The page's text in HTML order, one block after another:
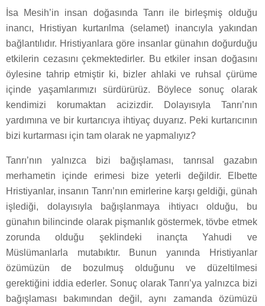
İsa Mesih’in insan doğasında Tanrı ile birleşmiş olduğu
inancı, Hristiyan kurtarılma (selamet) inancıyla yakından
bağlantılıdır. Hristiyanlara göre insanlar günahın doğurduğu
etkilerin cezasını çekmektedirler. Bu etkiler insan doğasını
öylesine tahrip etmiştir ki, bizler ahlaki ve ruhsal çürüme
içinde yaşamlarımızı sürdürürüz. Böylece sonuç olarak
kendimizi korumaktan acizizdir. Dolayısıyla Tanrı’nın
yardımına ve bir kurtarıcıya ihtiyaç duyarız. Peki kurtarıcının
bizi kurtarması için tam olarak ne yapmalıyız?
Tanrı’nın yalnızca bizi bağışlaması, tanrısal gazabın
merhametin içinde erimesi bize yeterli değildir. Elbette
Hristiyanlar, insanın Tanrı’nın emirlerine karşı geldiği, günah
işlediği, dolayısıyla bağışlanmaya ihtiyacı olduğu, bu
günahın bilincinde olarak pişmanlık göstermek, tövbe etmek
zorunda olduğu şeklindeki inançta Yahudi ve
Müslümanlarla mutabıktır. Bunun yanında Hristiyanlar
özümüzün de bozulmuş olduğunu ve düzeltilmesi
gerektiğini iddia ederler. Sonuç olarak Tanrı’ya yalnızca bizi
bağışlaması bakımından değil, aynı zamanda özümüzü